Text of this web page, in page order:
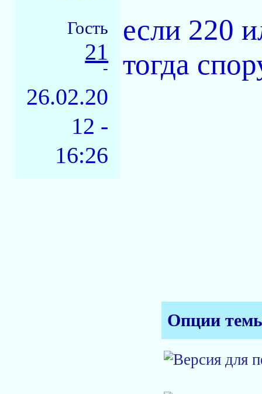
Гость
21
-
26.02.20
12 -
16:26
если 220
тогда
Опции